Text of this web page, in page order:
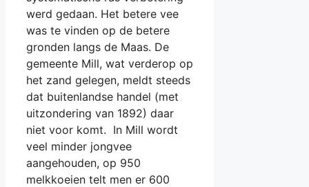
werd gedaan. Het betere vee
was te vinden op de betere
gronden langs de Maas. De
gemeente Mill, wat verderop op
het zand gelegen, meldt steeds
dat buitenlandse handel (met
uitzondering van 1892) daar
niet voor komt. In Mill wordt
veel minder jongvee
aangehouden, op 950
melkkoeien telt men er 600